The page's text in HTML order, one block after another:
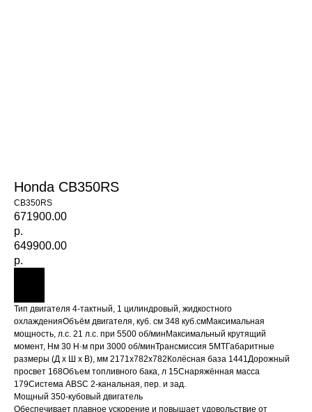
Honda CB350RS
CB350RS
671900.00
р.
649900.00
р.
Тип двигателя 4-тактный, 1 цилиндровый, жидкостного
охлажденияОбъём двигателя, куб. см 348 куб.смМаксимальная
мощность, л.с. 21 л.с. при 5500 об/минМаксимальный крутящий
момент, Нм 30 Н·м при 3000 об/минТрансмиссия 5MTГабаритные
размеры (Д х Ш х В), мм 2171x782x782Колёсная база 1441Дорожный
просвет 168Объем топливного бака, л 15Снаряжённая масса
179Система ABSC 2-канальная, пер. и зад.
Мощный 350-кубовый двигатель
Обеспечивает плавное ускорение и повышает удовольствие от